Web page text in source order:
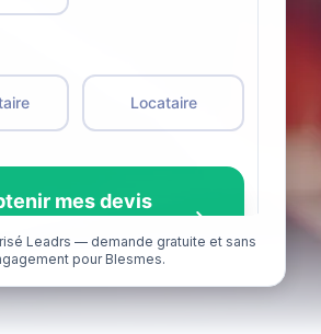
Leadrs — demande gratuite et sans
pour Blesmes.